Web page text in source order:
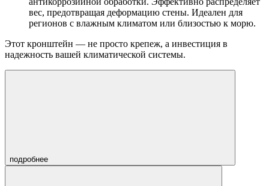
вес, предотвращая деформацию стены. Идеален для
регионов с влажным климатом или близостью к морю.
Этот кронштейн — не просто крепеж, а инвестиция в
надежность вашей климатической системы.
подробнее